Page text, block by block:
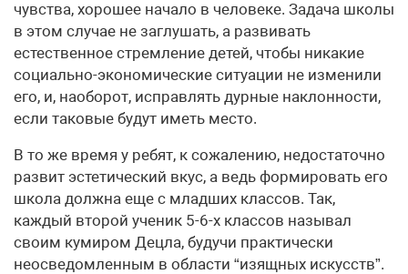
чувства, хорошее начало в человеке. Задача школы
в этом случае не заглушать, а развивать
естественное стремление детей, чтобы никакие
социально-экономические ситуации не изменили
его, и, наоборот, исправлять дурные наклонности,
если таковые будут иметь место.
В то же время у ребят, к сожалению, недостаточно
развит эстетический вкус, а ведь формировать его
школа должна еще с младших классов. Так,
каждый второй ученик 5-6-х классов называл
своим кумиром Децла, будучи практически
неосведомленным в области “изящных искусств”.